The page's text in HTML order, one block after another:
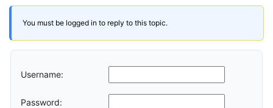
You must be logged in to reply to this topic.
Username:
Password: